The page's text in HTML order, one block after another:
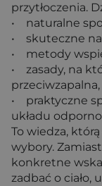
przytłoczenia.
• naturalne
• skuteczne
• metody
• zasady, na
przeciwzapalna,
• praktyczne
układu
To wiedza,
wybory.
konkretne
zadbać o